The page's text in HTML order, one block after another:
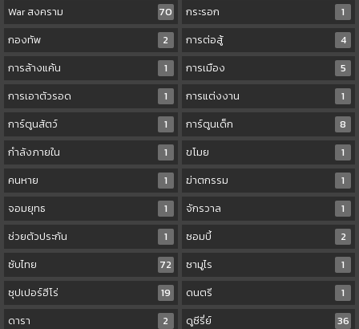
War สงคราม
70 กระรอก
1
กองทัพ
2 การต่อสู้
4
การล้างแค้น
1 การเมือง
5
การเอาตัวรอด
1 การแต่งงาน
1
การ์ตูนสัตว์
1 การ์ตูนเด็ก
8
กำลังภายใน
1 ขโมย
1
คนหาย
1 ฆ่าตกรรม
1
จอมยุทธ
1 จักรวาล
1
ช่วยตัวประกัน
1 ซอมบี้
2
ซับไทย
72 ซามูไร
1
ซุปเปอร์ฮีโร่
19 ดนตรี
1
ดารา
2 ดูซีรี่ย์
36